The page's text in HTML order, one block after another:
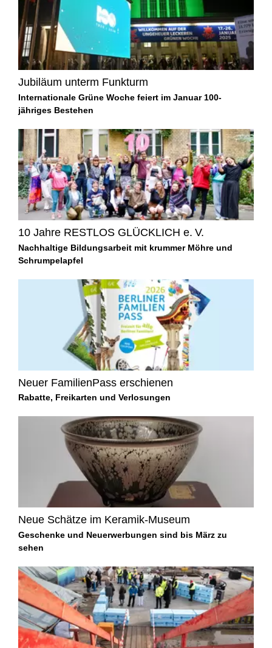
Jubiläum unterm Funkturm
Internationale Grüne Woche feiert im Januar 100-
jähriges Bestehen
10 Jahre RESTLOS GLÜCKLICH e. V.
Nachhaltige Bildungsarbeit mit krummer Möhre und
Schrumpelapfel
Neuer FamilienPass erschienen
Rabatte, Freikarten und Verlosungen
Neue Schätze im Keramik-Museum
Geschenke und Neuerwerbungen sind bis März zu
sehen